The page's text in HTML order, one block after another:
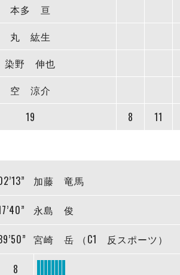
本多 亘
丸 紘生
染野 伸也
空 涼介
19 8 11
加藤 竜馬
永島 俊
宮崎 岳 （C1 反スポーツ）
8